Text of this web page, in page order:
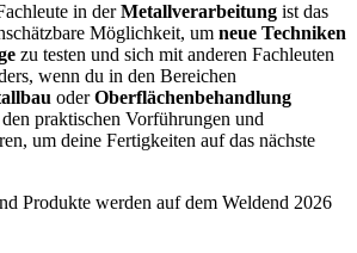
in derMetallverarbeitung ist das
Möglichkeit, um neue Techniken
zu testen und sich mit anderen Fachleuten
wenn du in den Bereichen
oderOberflächenbehandlung
praktischen Vorführungen und
um deine Fertigkeiten auf das nächste
Produkte werden auf dem Weldend 2026